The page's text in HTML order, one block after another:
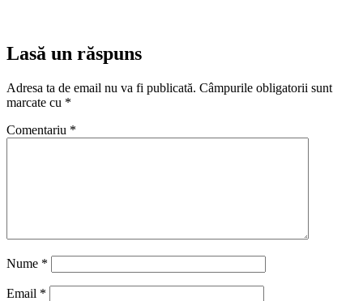
Lasă un răspuns
Adresa ta de email nu va fi publicată. Câmpurile obligatorii sunt
marcate cu *
Comentariu *
Nume *
Email *